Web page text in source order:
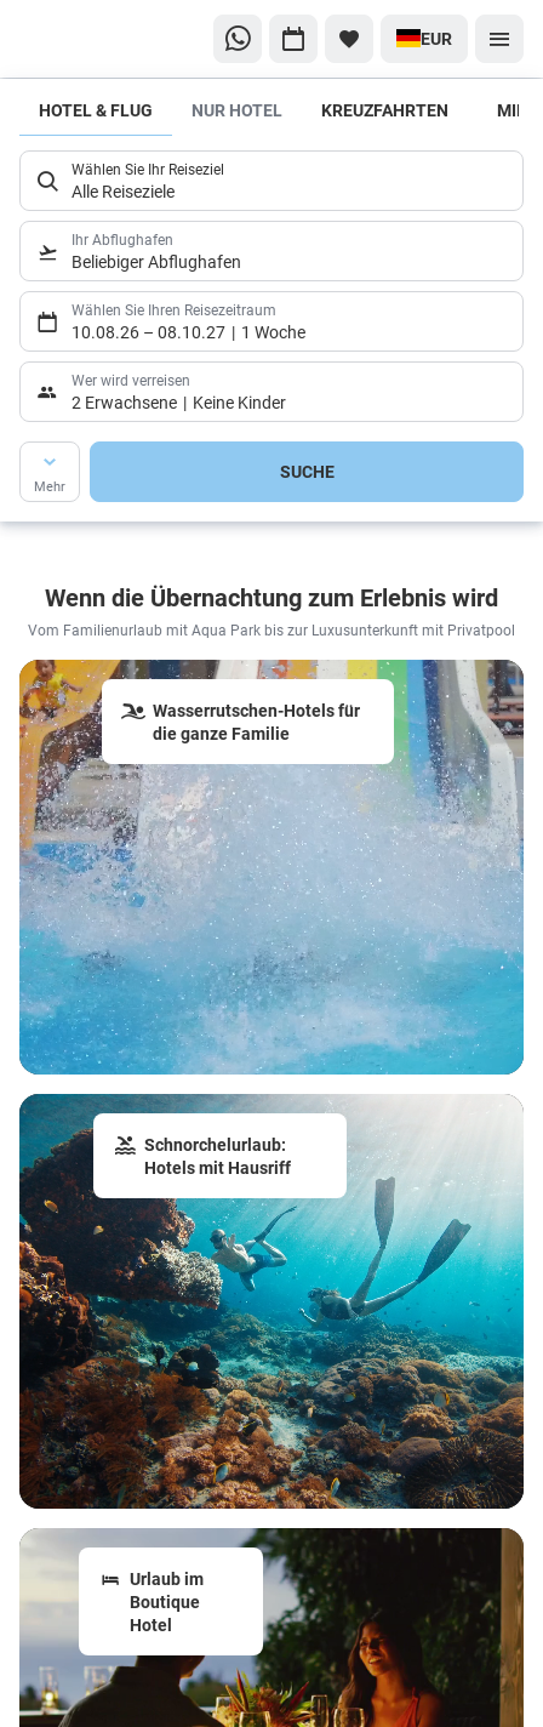
EUR
Und
welcher
Hoteltyp
sind
Sie?
Hier
kommen
unsere
Inspirationen
HOTEL & FLUG NUR HOTEL KREUZFAHRTEN
Wählen Sie Ihr Reiseziel
Alle Reiseziele
Ihr Abflughafen
Beliebiger Abflughafen
Wählen Sie Ihren Reisezeitraum
10.08.26 – 08.10.27 1 Woche
Wer wird verreisen
2 Erwachsene Keine Kinder
Mehr
SUCHE
Wenn die Übernachtung zum Erlebnis wird
Vom Familienurlaub mit Aqua Park bis zur Luxusunterkunft mit Privatpool
Wasserrutschen-Hotels für
die ganze Familie
Schnorchelurlaub:
Hotels mit Hausriff
Urlaub im
Boutique
Hotel